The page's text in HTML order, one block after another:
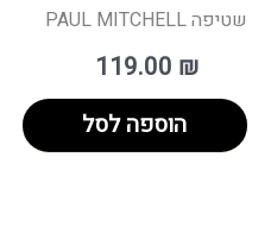
שטיפה PAUL MITCHELL
119.00 ₪
הוספה לסל